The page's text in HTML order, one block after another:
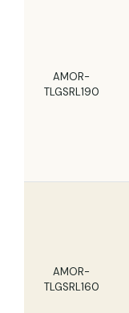
AMOR-
TLGSRL190
AMOR-
TLGSRL160